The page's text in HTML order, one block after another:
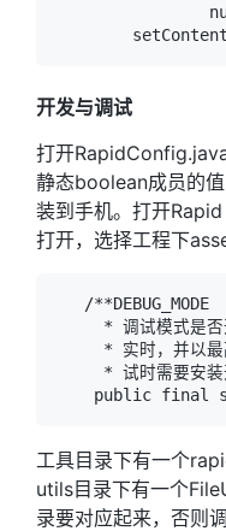
开发与调试
打开
静态boolean成员的
装到手机。打开
打开，选择工程下
/**DEBUG_MODE
* 调试模式是否开
* 实时，并以最高
* 试时需要安装
工具目录下有一个
utils目录下有一个
录要对应起来，否则